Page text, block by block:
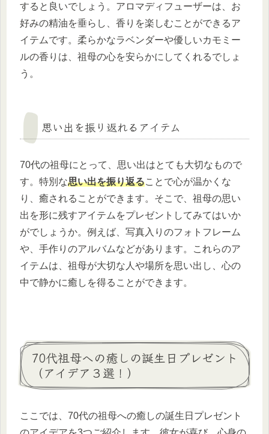
すると良いでしょう。アロマディフューザーは、お
好みの精油を垂らし、香りを楽しむことができるア
イテムです。柔らかなラベンダーや優しいカモミー
ルの香りは、祖母の心を安らかにしてくれるでしょ
う。
思い出を振り返れるアイテム
70代の祖母にとって、思い出はとても大切なもので
す。特別な思い出を振り返ることで心が温かくな
り、癒されることができます。そこで、祖母の思い
出を形に残すアイテムをプレゼントしてみてはいか
がでしょうか。例えば、写真入りのフォトフレーム
や、手作りのアルバムなどがあります。これらのア
イテムは、祖母が大切な人や場所を思い出し、心の
中で静かに癒しを得ることができます。
70代祖母への癒しの誕生日プレゼント
（アイデア３選！）
ここでは、70代の祖母への癒しの誕生日プレゼント